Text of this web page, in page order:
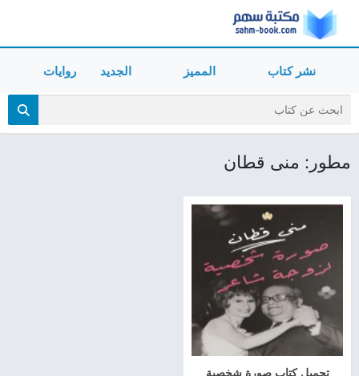
نشر كتاب المميز الجديد روايات
مطور: منى قطان
تحميل كتاب صورة شخصية